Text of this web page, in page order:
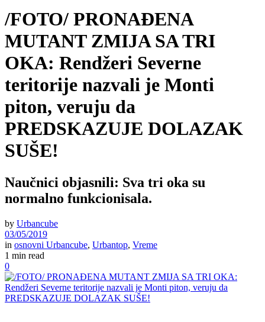
/FOTO/ PRONAĐENA
MUTANT ZMIJA SA TRI
OKA: Rendžeri Severne
teritorije nazvali je Monti
piton, veruju da
PREDSKAZUJE DOLAZAK
SUŠE!
Naučnici objasnili: Sva tri oka su
normalno funkcionisala.
by Urbancube
03/05/2019
in osnovni Urbancube, Urbantop, Vreme
1 min read
0